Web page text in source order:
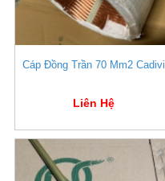
Cáp Đồng Trần 70 Mm2 Cadivi
Liên Hệ